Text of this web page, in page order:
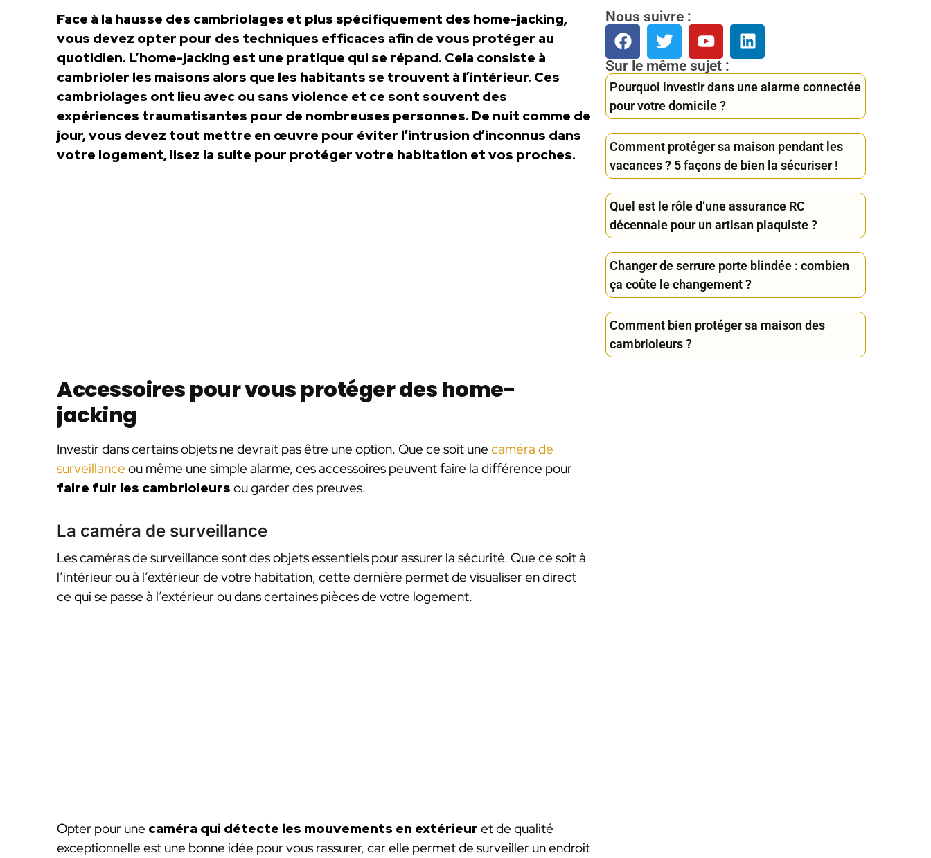
Face à la hausse des cambriolages et plus spécifiquement des home-jacking,
vous devez opter pour des techniques efficaces afin de vous protéger au
quotidien. L’home-jacking est une pratique qui se répand. Cela consiste à
cambrioler les maisons alors que les habitants se trouvent à l’intérieur. Ces
cambriolages ont lieu avec ou sans violence et ce sont souvent des
expériences traumatisantes pour de nombreuses personnes. De nuit comme de
jour, vous devez tout mettre en œuvre pour éviter l’intrusion d’inconnus dans
votre logement, lisez la suite pour protéger votre habitation et vos proches.
Accessoires pour vous protéger des home-
jacking
Investir dans certains objets ne devrait pas être une option. Que ce soit une caméra de
surveillance ou même une simple alarme, ces accessoires peuvent faire la différence pour
faire fuir les cambrioleurs ou garder des preuves.
La caméra de surveillance
Les caméras de surveillance sont des objets essentiels pour assurer la sécurité. Que ce soit à
l’intérieur ou à l’extérieur de votre habitation, cette dernière permet de visualiser en direct
ce qui se passe à l’extérieur ou dans certaines pièces de votre logement.
Opter pour une caméra qui détecte les mouvements en extérieur et de qualité
exceptionnelle est une bonne idée pour vous rassurer, car elle permet de surveiller un endroit
Nous suivre :
Sur le même sujet :
Pourquoi investir dans une alarme connectée
pour votre domicile ?
Comment protéger sa maison pendant les
vacances ? 5 façons de bien la sécuriser !
Quel est le rôle d’une assurance RC
décennale pour un artisan plaquiste ?
Changer de serrure porte blindée : combien
ça coûte le changement ?
Comment bien protéger sa maison des
cambrioleurs ?